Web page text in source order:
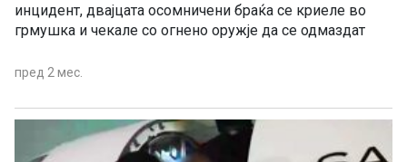
инцидент, двајцата осомничени браќа се криеле во
грмушка и чекале со огнено оружје да се одмаздат
пред 2 мес.